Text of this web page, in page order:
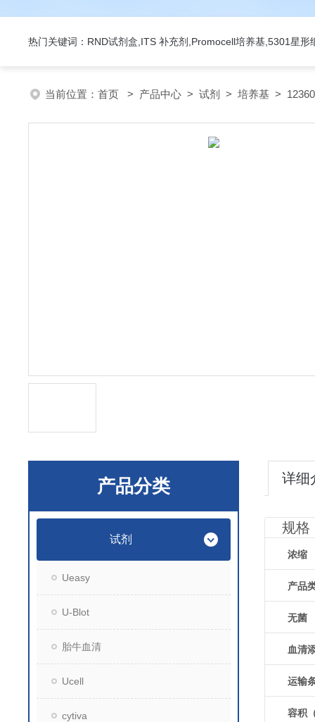
热门关键词：RND试剂盒,ITS 补充剂,Promocell培养基,5301星形
当前位置： 首页 > 产品中心 > 试剂 > 培养基 >
产品分类
试剂
Ueasy
U-Blot
胎牛血清
Ucell
cytiva
详细
规格
浓缩
产品
无菌
血清
运输
容积